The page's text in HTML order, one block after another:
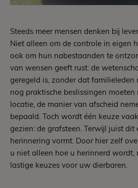
Steeds meer mensen denken bij
Niet alleen om de controle in eigen
ook om hun nabestaanden te
van wensen geeft rust: de
geregeld is, zonder dat
nog praktische beslissingen moeten
locatie, de manier van afscheid
bepaald. Toch wordt één keuze
gezien: de grafsteen. Terwijl juist dit
herinnering vormt. Door hier zelf
u niet alleen hoe u herinnerd
lastige keuzes voor uw dierbaren.